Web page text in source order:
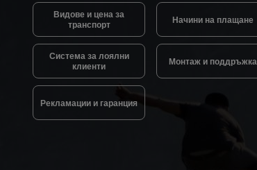
Видове и цена за
транспорт
Начини на плащане
Система за лоялни
клиенти
Монтаж и поддръжка
Рекламации и гаранция